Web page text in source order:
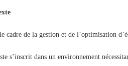
cadre de la gestion et de l’optimisation
s’inscrit dans un environnement